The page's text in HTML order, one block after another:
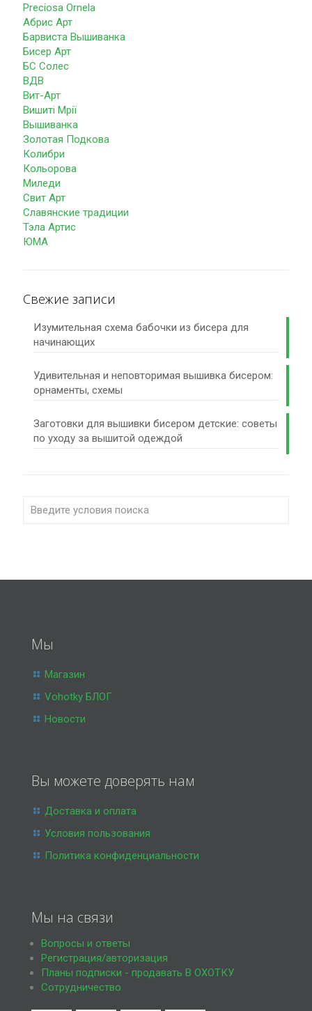
Preciosa Ornela
Абрис Арт
Барвиста Вышиванка
Бисер Арт
БС Солес
ВДВ
Вит-Арт
Вишиті Мрії
Вышиванка
Золотая Подкова
Колибри
Кольорова
Миледи
Свит Арт
Славянские традиции
Тэла Артис
ЮМА
Свежие записи
Изумительная схема бабочки из бисера для
начинающих
Удивительная и неповторимая вышивка бисером:
орнаменты, схемы
Заготовки для вышивки бисером детские: советы
по уходу за вышитой одеждой
Мы
Магазин
Vohotky БЛОГ
Новости
Вы можете доверять нам
Доставка и оплата
Условия пользования
Политика конфиденциальности
Мы на связи
Вопросы и ответы
Регистрация/авторизация
Планы подписки - продавать В ОХОТКУ
Сотрудничество